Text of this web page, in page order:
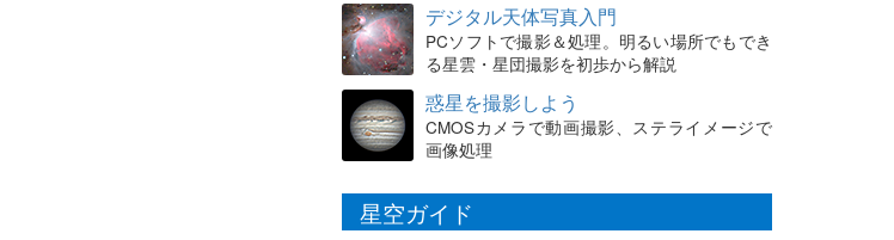
デジタル天体写真入門
PCソフトで撮影＆処理。明るい場所でもでき
る星雲・星団撮影を初歩から解説
惑星を撮影しよう
CMOSカメラで動画撮影、ステライメージで
画像処理
星空ガイド